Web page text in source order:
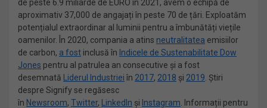
de peste 6.9 miliarde de EURO în 2021, avem o echipă de
aproximativ 37,000 de angajați în peste 70 de țări. Exploatăm
potențialul extraordinar al luminii pentru a îmbunătăți viețile
oamenilor. În 2020, compania a atins neutralitatea emisiilor
de carbon, a fost inclusă în Indicele de Sustenabilitate Dow
Jones pentru al patrulea an consecutive și a fost
desemnată
Liderul Industriei în 2017, 2018 și 2019 . Știri
despre Signify se regăsesc
în Newsroom, Twitter, LinkedIn și Instagram . Informații pentru